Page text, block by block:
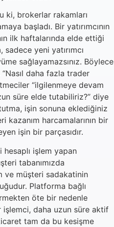
ki, brokerlar rakamları
başladı. Bir yatırımcının
ilk haftalarında elde ettiği
sadece yeni yatırımcı
sağlayamazsınız. Böylece
daha fazla trader
“ilgilenmeye devam
süre elde tutabiliriz?” diye
işin sonuna eklediğiniz
kazanım harcamalarının bir
işin bir parçasıdır.
işlem yapan
tabanımızda
ve müşteri sadakatinin
Platforma bağlı
öte bir nedenle
daha uzun süre aktif
tam da bu kesişme